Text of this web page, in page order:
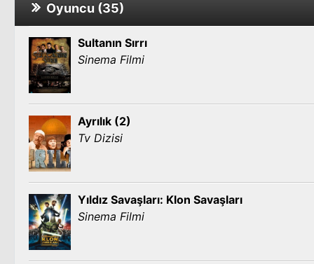
Oyuncu (35)
Sultanın Sırrı
Sinema Filmi
Ayrılık (2)
Tv Dizisi
Yıldız Savaşları: Klon Savaşları
Sinema Filmi